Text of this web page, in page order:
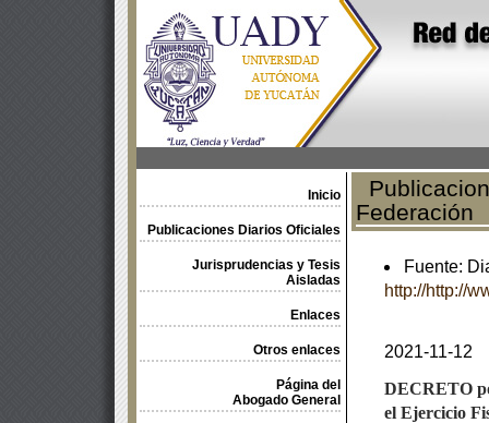
Inicio
Publicaciones Diarios Oficiales
Jurisprudencias y Tesis
Aisladas
Enlaces
Otros enlaces
Página del
Abogado General
Federación
Fuente:
http://http://
2021-11-12
DECRETO
el Ejercicio